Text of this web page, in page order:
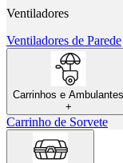
Ventiladores
Ventiladores de Parede
Carrinhos e Ambulantes
+
Carrinho de Sorvete